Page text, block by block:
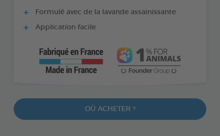
Formulé avec de la lavande assainissante
Application facile
OÙ ACHETER ?